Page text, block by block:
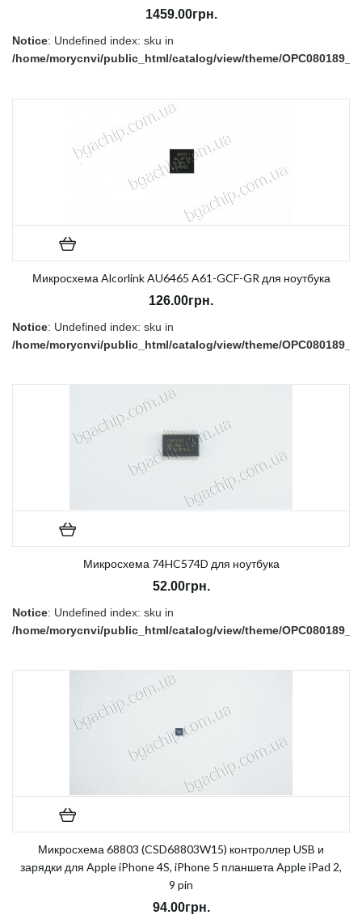
1459.00грн.
Notice: Undefined index: sku in
/home/morycnvi/public_html/catalog/view/theme/
Микросхема Alcorlink AU6465 A61-GCF-GR для ноутбука
126.00грн.
Notice: Undefined index: sku in
/home/morycnvi/public_html/catalog/view/theme/
Микросхема 74HC574D для ноутбука
52.00грн.
Notice: Undefined index: sku in
/home/morycnvi/public_html/catalog/view/theme/
Микросхема 68803 (CSD68803W15) контроллер USB и
зарядки для Apple iPhone 4S, iPhone 5 планшета Apple iPad 2,
9 pin
94.00грн.